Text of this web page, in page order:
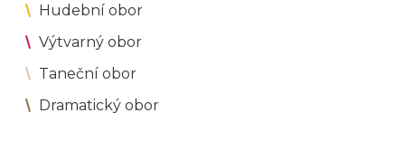
Hudební obor
Výtvarný obor
Taneční obor
Dramatický obor